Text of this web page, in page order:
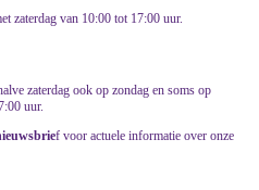
zaterdag van 10:00 tot 17:00 uur.
zaterdag ook op zondag en soms op
uur.
f voor actuele informatie over onze